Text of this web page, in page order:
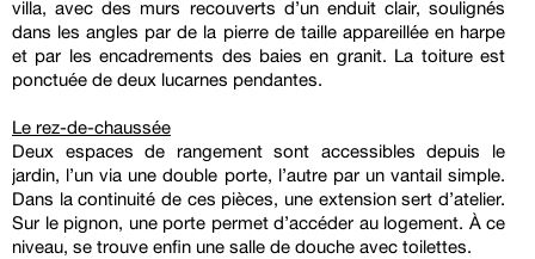
villa, avec des murs recouverts d’un enduit clair, soulignés
dans les angles par de la pierre de taille appareillée en harpe
et par les encadrements des baies en granit. La toiture est
ponctuée de deux lucarnes pendantes.
Le rez-de-chaussée
Deux espaces de rangement sont accessibles depuis le
jardin, l’un via une double porte, l’autre par un vantail simple.
Dans la continuité de ces pièces, une extension sert d’atelier.
Sur le pignon, une porte permet d’accéder au logement. À ce
niveau, se trouve enfin une salle de douche avec toilettes.